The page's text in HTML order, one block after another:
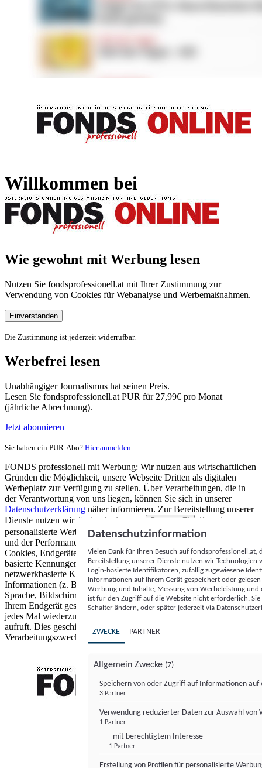
Willkommen bei
Wie gewohnt mit Werbung lesen
Nutzen Sie fondsprofessionell.at mit Ihrer Zustimmung zur
Verwendung von Cookies für Webanalyse und Werbemaßnahmen.
Einverstanden
Die Zustimmung ist jederzeit widerrufbar.
Werbefrei lesen
Unabhängiger Journalismus hat seinen Preis.
Lesen Sie fondsprofessionell.at PUR für 27,99€ pro Monat
(jährliche Abrechnung).
Jetzt abonnieren
Sie haben ein PUR-Abo? Hier anmelden.
FONDS professionell mit Werbung: Wir nutzen aus wirtschaftlichen
Gründen die Möglichkeit, unsere Webseite Dritten als digitalen
Werbeplatz zur Verfügung zu stellen. Über Verarbeitungen, die in
der Verantwortung von uns liegen, können Sie sich in unserer
Datenschutzerklärung näher informieren. Zur Bereitstellung unserer
Dienste nutzen wir Technologien von
Partnern (5)
. Zwecke:
personalisierte Werbung und Inhalte, Messung von Werbeleistung
und der Performance von Inhalten sowie Zielgruppenforschung.
Cookies, Endgeräte- oder ähnliche Online-Kennungen (z. B. login-
basierte Kennungen, zufällig generierte Kennungen,
netzwerkbasierte Kennungen) können zusammen mit anderen
Informationen (z. B. Browsertyp und Browserinformationen,
Sprache, Bildschirmgröße, unterstützte Technologien usw.) auf
Ihrem Endgerät gespeichert oder von dort ausgelesen werden, um es
jedes Mal wiederzuerkennen, wenn es eine App oder einer Webseite
aufruft. Dies geschieht für einen oder mehrere der hier aufgeführten
Verarbeitungszwecke.
Datenschutzinformation
Vielen Dank für Ihren Besuch auf
Bereitstellung unserer Dienste nutzen wir Technologien
Login-basierte Identifikatoren, zufällig zugewiesene
Informationen auf Ihrem Gerät gespeichert oder
Werbung und Inhalte, Messung von Werbeleistung
ist für den Zugriff auf die Website nicht erforderlich.
Schalter ändern, oder später jederzeit via
ZWECKE PARTNER
Allgemein Zwecke (7)
Speichern von oder Zugriff auf Informationen auf
3 Partner
Verwendung reduzierter Daten zur Auswahl von
1 Partner
- mit berechtigtem Interesse
1 Partner
Erstellung von Profilen für personalisierte
FONDS professionell